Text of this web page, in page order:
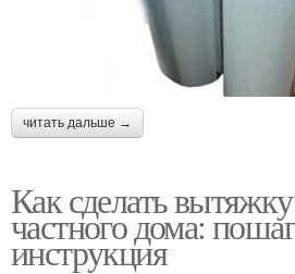
читать дальше →
Как сделать
частного дома:
инструкция